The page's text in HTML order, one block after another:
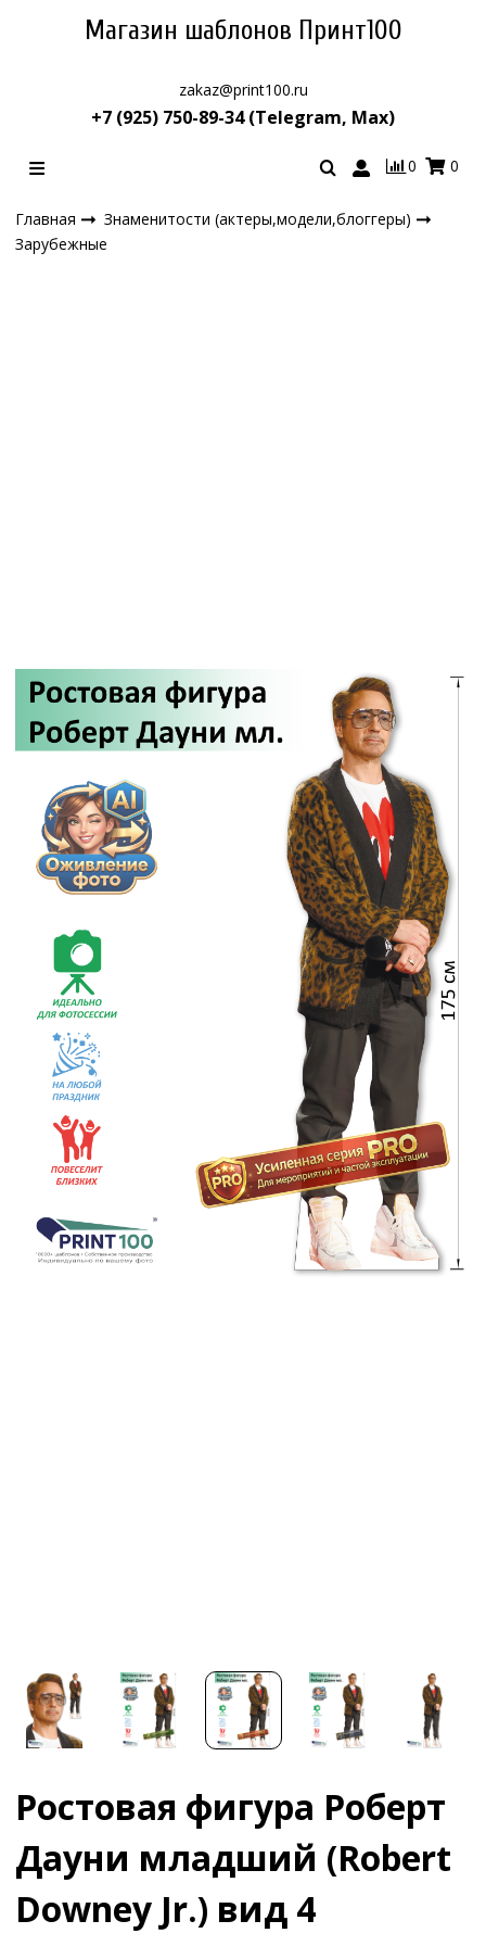
Магазин шаблонов Принт100
zakaz@print100.ru
+7 (925) 750-89-34 (Telegram, Max)
0 0
Главная
Знаменитости (актеры,модели,блоггеры)
Зарубежные
Ростовая фигура Роберт
Дауни младший (Robert
Downey Jr.) вид 4